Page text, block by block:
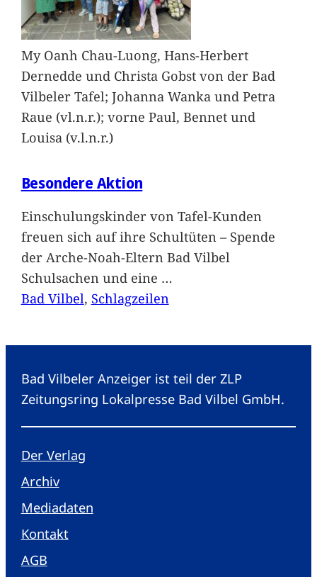
My Oanh Chau-Luong, Hans-Herbert
Dernedde und Christa Gobst von der Bad
Vilbeler Tafel; Johanna Wanka und Petra
Raue (vl.n.r.); vorne Paul, Bennet und
Louisa (v.l.n.r.)
Besondere Aktion
Einschulungskinder von Tafel-Kunden
freuen sich auf ihre Schultüten – Spende
der Arche-Noah-Eltern Bad Vilbel
Schulsachen und eine …
Bad Vilbel, Schlagzeilen
Bad Vilbeler Anzeiger ist teil der ZLP
Zeitungsring Lokalpresse Bad Vilbel GmbH.
Der Verlag
Archiv
Mediadaten
Kontakt
AGB